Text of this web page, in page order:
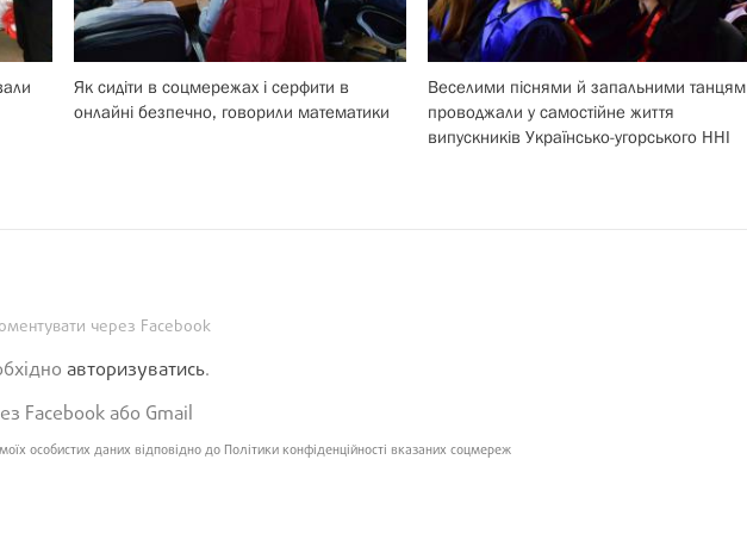
Як сидіти в соцмережах і серфити в
онлайні безпечно, говорили математики
Веселими піснями й запальними
проводжали у самостійне життя
випускників Українсько-угорського ННІ
через Facebook
авторизуватись.
Facebook або Gmail
особистих даних відповідно до Політики конфіденційності вказаних соцмереж